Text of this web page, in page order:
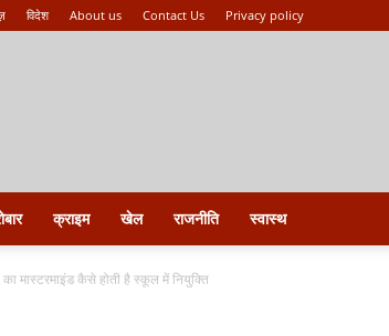
विदेश About us Contact Us Privacy policy
क्राइम खेल राजनीति स्वास्थ
का मास्टरमाइंड कैसे होती है स्कूल में नियुक्ति